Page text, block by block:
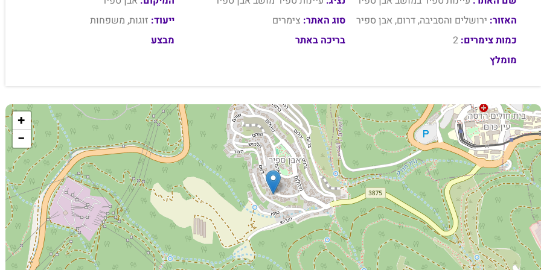
האזור: ירושלים והסביבה, דרום, אבן ספיר סוג האתר: צימרים ייעוד: זוגות, משפחות
כמות צימרים: 2 בריכה באתר
מבצע
מומלץ
+
−